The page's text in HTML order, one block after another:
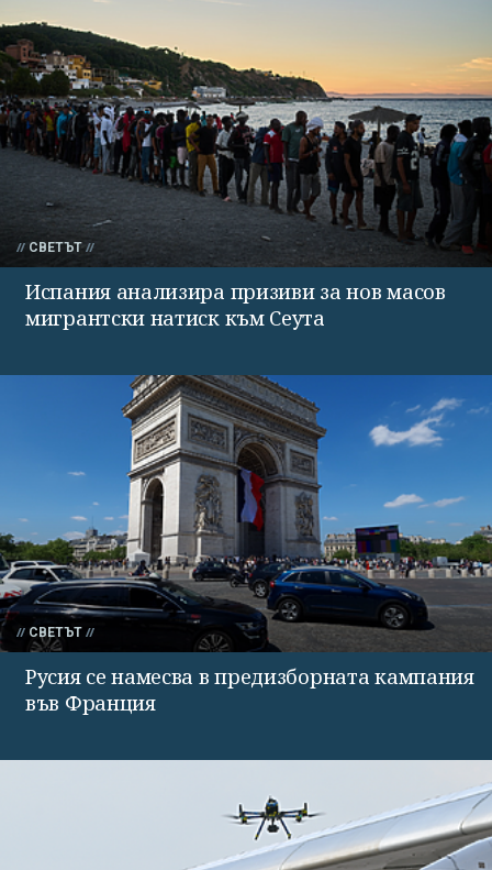
СВЕТЪТ
Испания анализира призиви за нов масов
мигрантски натиск към Сеута
СВЕТЪТ
Русия се намесва в предизборната кампания
във Франция